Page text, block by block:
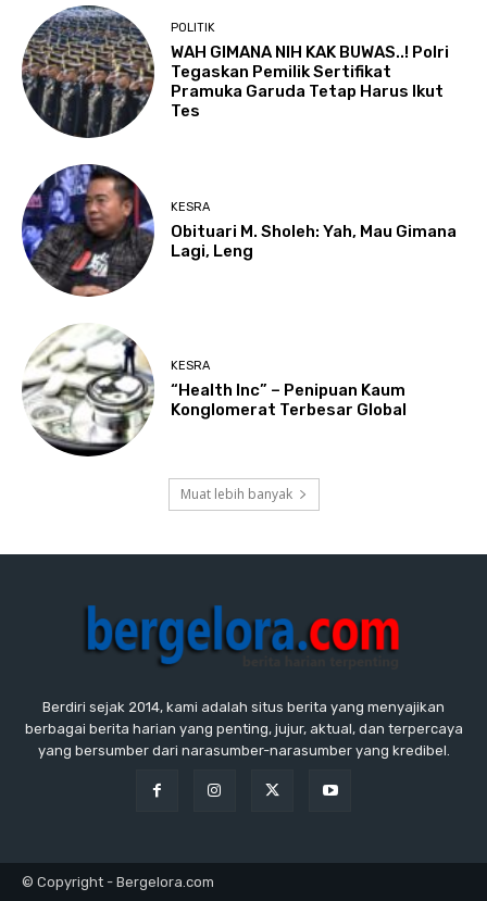
POLITIK
WAH GIMANA NIH KAK BUWAS..! Polri
Tegaskan Pemilik Sertifikat
Pramuka Garuda Tetap Harus Ikut
Tes
KESRA
Obituari M. Sholeh: Yah, Mau Gimana
Lagi, Leng
KESRA
“Health Inc” – Penipuan Kaum
Konglomerat Terbesar Global
Muat lebih banyak
Berdiri sejak 2014, kami adalah situs berita yang menyajikan
berbagai berita harian yang penting, jujur, aktual, dan terpercaya
yang bersumber dari narasumber-narasumber yang kredibel.
© Copyright - Bergelora.com